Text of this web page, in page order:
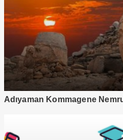
Adıyaman Kommagene